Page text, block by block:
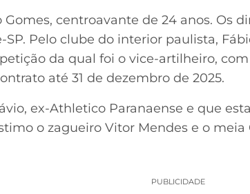
Gomes, centroavante de 24 anos. Os
Pelo clube do interior paulista,
da qual foi o vice-artilheiro,
até 31 de dezembro de 2025.
ex-Athletico Paranaense e que
o zagueiro Vitor Mendes e o meia
PUBLICIDADE